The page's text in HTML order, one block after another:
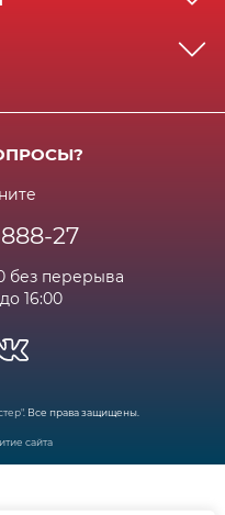
27
без перерыва
16:00
. Все права защищены.
сайта